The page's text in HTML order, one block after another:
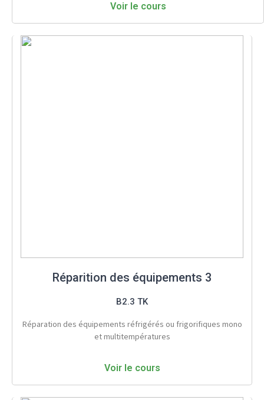
Voir le cours
Réparition des équipements 3
B2.3 TK
Réparation des équipements réfrigérés ou frigorifiques mono
et multitempératures
Voir le cours